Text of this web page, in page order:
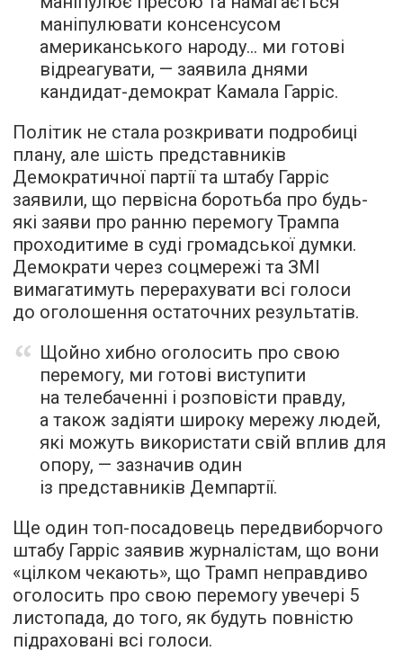
маніпулювати консенсусом
американського народу… ми готові
відреагувати, — заявила днями
кандидат-демократ Камала Гарріс.
Політик не стала розкривати подробиці
плану, але шість представників
Демократичної партії та штабу Гарріс
заявили, що первісна боротьба про будь-
які заяви про ранню перемогу Трампа
проходитиме в суді громадської думки.
Демократи через соцмережі та ЗМІ
вимагатимуть перерахувати всі голоси
до оголошення остаточних результатів.
Щойно хибно оголосить про свою
перемогу, ми готові виступити
на телебаченні і розповісти правду,
а також задіяти широку мережу людей,
які можуть використати свій вплив для
опору, — зазначив один
із представників Демпартії.
Ще один топ-посадовець передвиборчого
штабу Гарріс заявив журналістам, що вони
«цілком чекають», що Трамп неправдиво
оголосить про свою перемогу увечері 5
листопада, до того, як будуть повністю
підраховані всі голоси.